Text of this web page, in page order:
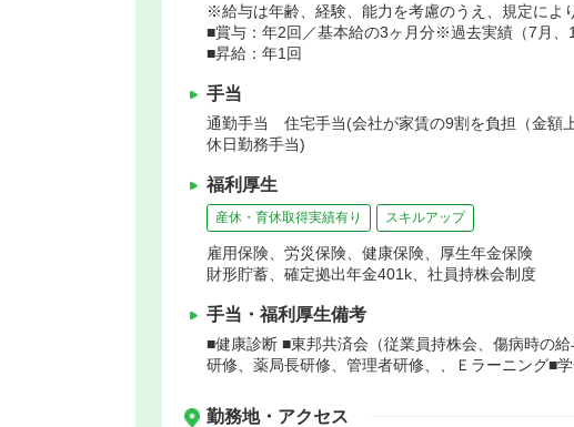
※給与は年齢、経験、能力を考慮のうえ、規定によ
■賞与：年2回／基本給の3ヶ月分※過去実績（7月、
■昇給：年1回
手当
通勤手当 住宅手当(会社が家賃の9割を負担（金
休日勤務手当)
福利厚生
産休・育休取得実績有り スキルアップ
雇用保険、労災保険、健康保険、厚生年金保険
財形貯蓄、確定拠出年金401k、社員持株会制度
手当・福利厚生備考
■健康診断 ■東邦共済会（従業員持株会、傷病時の
研修、薬局長研修、管理者研修、、Ｅラーニング■
勤務地・アクセス